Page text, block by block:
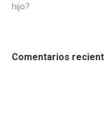
hijo?
Comentarios